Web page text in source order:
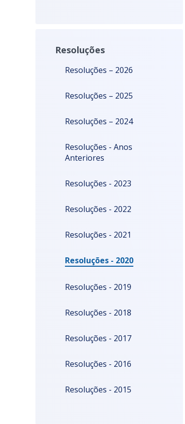
Resoluções
Resoluções – 2026
Resoluções – 2025
Resoluções – 2024
Resoluções - Anos
Anteriores
Resoluções - 2023
Resoluções - 2022
Resoluções - 2021
Resoluções - 2020
Resoluções - 2019
Resoluções - 2018
Resoluções - 2017
Resoluções - 2016
Resoluções - 2015